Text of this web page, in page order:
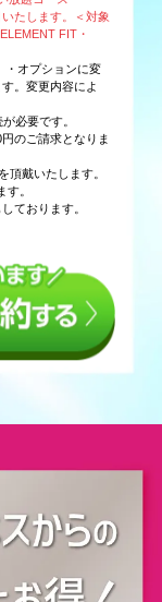
たします。＜対象
FIT・
・オプションに変
。変更内容によ
必要です。
のご請求となりま
戴いたします。
。
ております。